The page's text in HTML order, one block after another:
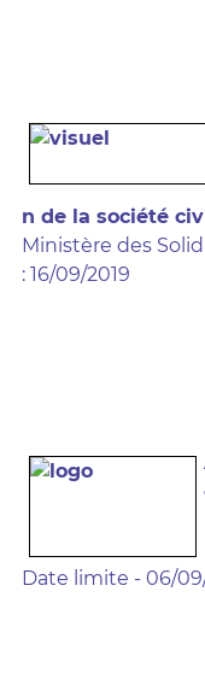
n de la société
Ministère des
: 16/09/2019
Date limite - 06/